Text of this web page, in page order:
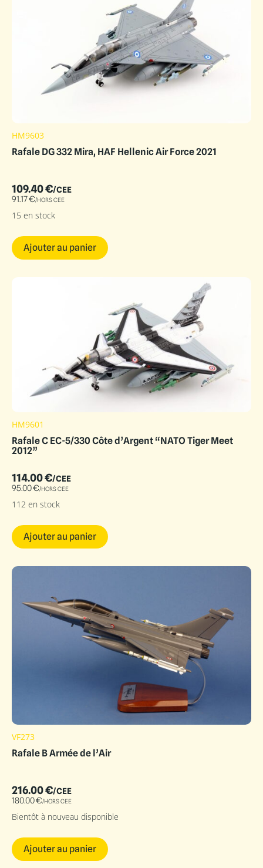
HM9603
Rafale DG 332 Mira, HAF Hellenic Air Force 2021
109.40€/CEE
91.17€/HORS CEE
15 en stock
Ajouter au panier
HM9601
Rafale C EC-5/330 Côte d’Argent “NATO Tiger Meet
2012”
114.00€/CEE
95.00€/HORS CEE
112 en stock
Ajouter au panier
VF273
Rafale B Armée de l’Air
216.00€/CEE
180.00€/HORS CEE
Bientôt à nouveau disponible
Ajouter au panier